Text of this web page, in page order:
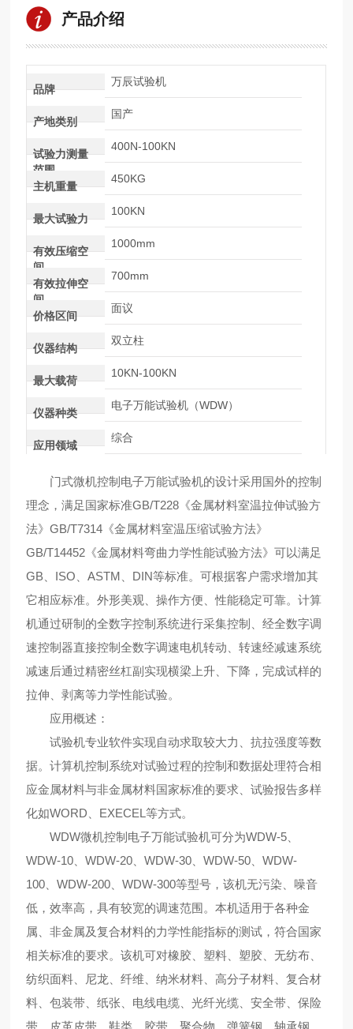
产品介绍
品牌
万辰试验机
产地类别
国产
试验力测量
范围
400N-100KN
主机重量
450KG
最大试验力
100KN
有效压缩空
间
1000mm
有效拉伸空
间
700mm
价格区间
面议
仪器结构
双立柱
最大载荷
10KN-100KN
仪器种类
电子万能试验机（WDW）
应用领域
综合
门式微机控制电子万能试验机的设计采用国外的控制
理念，满足国家标准GB/T228《金属材料室温拉伸试验方
法》GB/T7314《金属材料室温压缩试验方法》
GB/T14452《金属材料弯曲力学性能试验方法》可以满足
GB、ISO、ASTM、DIN等标准。可根据客户需求增加其
它相应标准。外形美观、操作方便、性能稳定可靠。计算
机通过研制的全数字控制系统进行采集控制、经全数字调
速控制器直接控制全数字调速电机转动、转速经减速系统
减速后通过精密丝杠副实现横梁上升、下降，完成试样的
拉伸、剥离等力学性能试验。
应用概述：
试验机专业软件实现自动求取较大力、抗拉强度等数
据。计算机控制系统对试验过程的控制和数据处理符合相
应金属材料与非金属材料国家标准的要求、试验报告多样
化如WORD、EXECEL等方式。
WDW微机控制电子万能试验机可分为WDW-5、
WDW-10、WDW-20、WDW-30、WDW-50、WDW-
100、WDW-200、WDW-300等型号，该机无污染、噪音
低，效率高，具有较宽的调速范围。本机适用于各种金
属、非金属及复合材料的力学性能指标的测试，符合国家
相关标准的要求。该机可对橡胶、塑料、塑胶、无纺布、
纺织面料、尼龙、纤维、纳米材料、高分子材料、复合材
料、包装带、纸张、电线电缆、光纤光缆、安全带、保险
带、皮革皮带、鞋类、胶带、聚合物、弹簧钢、轴承钢、